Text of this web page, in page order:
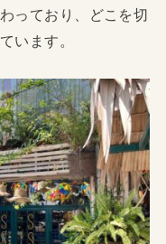
っており、どこを切
います。